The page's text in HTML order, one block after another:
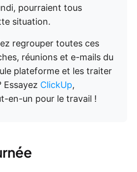
pourraient tous
situation.
regrouper toutes ces
réunions et e-mails du
plateforme et les traiter
Essayez ClickUp,
en-un pour le travail !